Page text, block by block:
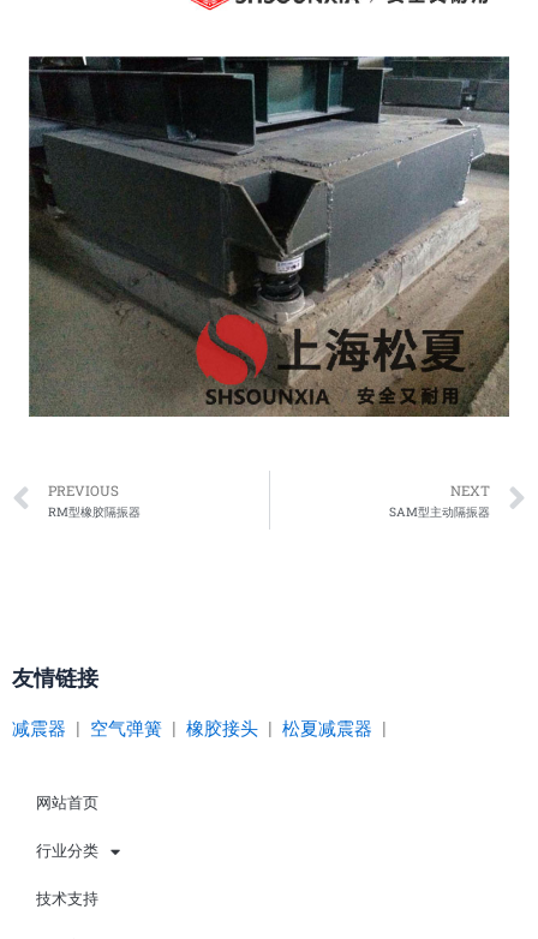
Prev
PREVIOUS
RM型橡胶隔振器
NEXT
SAM型主动隔振器
友情链接
减震器 空气弹簧 橡胶接头 松夏减震器
网站首页
行业分类
技术支持